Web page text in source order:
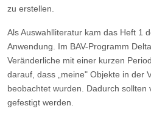
zu erstellen.
Als Auswahlliteratur kam das Heft 1
Anwendung. Im BAV-Programm
Veränderliche mit einer kurzen
darauf, dass „meine" Objekte in der
beobachtet wurden. Dadurch sollten
gefestigt werden.